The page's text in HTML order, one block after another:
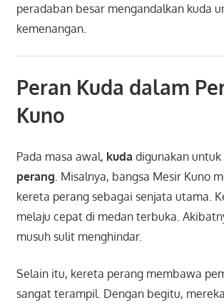
peradaban besar mengandalkan kuda
kemenangan.
Peran Kuda dalam
Kuno
Pada masa awal, kuda digunakan
perang . Misalnya, bangsa Mesir Kuno
kereta perang sebagai senjata utama.
melaju cepat di medan terbuka.
musuh sulit menghindar.
Selain itu, kereta perang membawa
sangat terampil. Dengan begitu,